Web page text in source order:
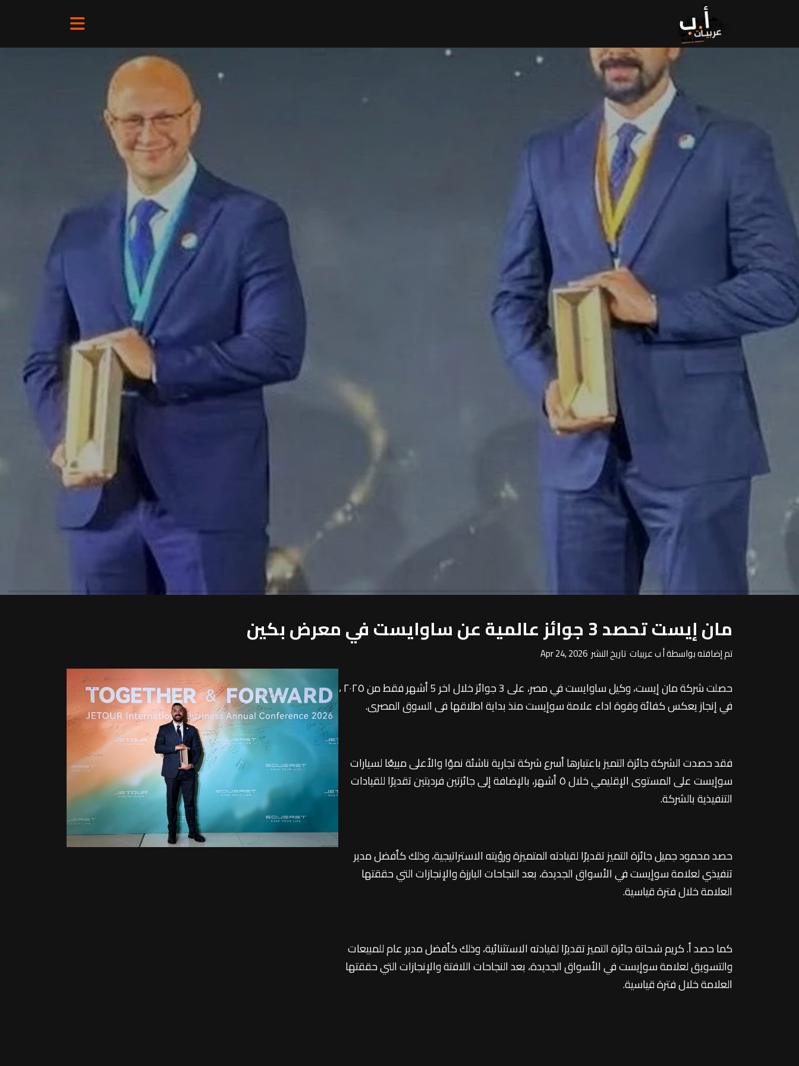
مان إيست تحصد 3 جوائز عالمية عن ساوايست في معرض بكين
تم إضافته بواسطة أ ب عربيات تاريخ النشر Apr 24, 2026
حصلت شركة مان إيست، وكيل ساوايست في مصر، على 3 جوائز خلال اخر 5 أشهر فقط من ٢٠٢٥ ،
في إنجاز يعكس كفائة وقوة اداء علامة سوإيست منذ بداية اطلاقها فى السوق المصرى.
فقد حصدت الشركة جائزة التميز باعتبارها أسرع شركة تجارية ناشئة نموًا والأعلى مبيعًا لسيارات
سوإيست على المستوى الإقليمي خلال ٥ أشهر، بالإضافة إلى جائزتين فرديتين تقديرًا للقيادات
التنفيذية بالشركة.
حصد محمود جميل جائزة التميز تقديرًا لقيادته المتميزة ورؤيته الاستراتيجية، وذلك كأفضل مدير
تنفيذي لعلامة سوإيست في الأسواق الجديدة، بعد النجاحات البارزة والإنجازات التي حققتها
العلامة خلال فترة قياسية.
كما حصد أ. كريم شحاتة جائزة التميز تقديرًا لقيادته الاستثنائية، وذلك كأفضل مدير عام للمبيعات
والتسويق لعلامة سوإيست في الأسواق الجديدة، بعد النجاحات اللافتة والإنجازات التي حققتها
العلامة خلال فترة قياسية.